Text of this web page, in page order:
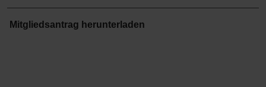
Mitgliedsantrag herunterladen